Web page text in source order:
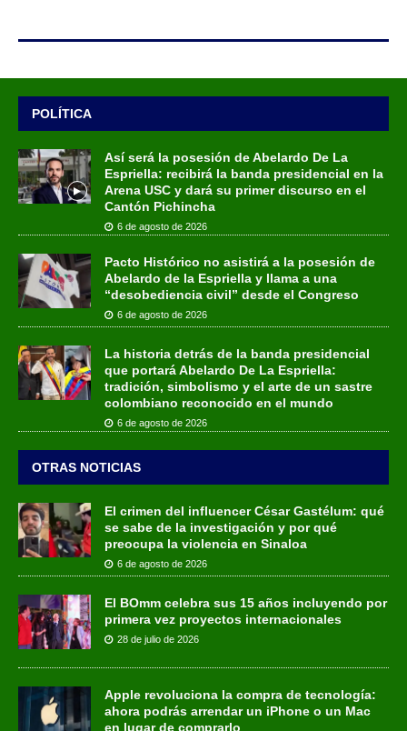
POLÍTICA
Así será la posesión de Abelardo De La
Espriella: recibirá la banda presidencial en la
Arena USC y dará su primer discurso en el
Cantón Pichincha
6 de agosto de 2026
Pacto Histórico no asistirá a la posesión de
Abelardo de la Espriella y llama a una
“desobediencia civil” desde el Congreso
6 de agosto de 2026
La historia detrás de la banda presidencial
que portará Abelardo De La Espriella:
tradición, simbolismo y el arte de un sastre
colombiano reconocido en el mundo
6 de agosto de 2026
OTRAS NOTICIAS
El crimen del influencer César Gastélum: qué
se sabe de la investigación y por qué
preocupa la violencia en Sinaloa
6 de agosto de 2026
El BOmm celebra sus 15 años incluyendo por
primera vez proyectos internacionales
28 de julio de 2026
Apple revoluciona la compra de tecnología:
ahora podrás arrendar un iPhone o un Mac
en lugar de comprarlo